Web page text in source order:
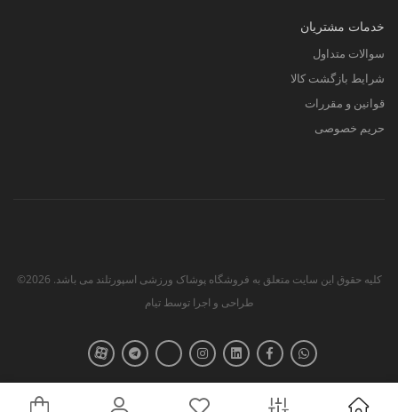
خدمات مشتریان
سوالات متداول
شرایط بازگشت کالا
قوانین و مقررات
حریم خصوصی
کلیه حقوق این سایت متعلق به فروشگاه پوشاک ورزشی اسپورتلند می باشد. 2026©
طراحی و اجرا توسطتیام